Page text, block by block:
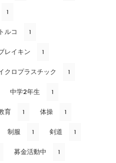
1
トルコ 1
レイキン 1
クロプラスチック 1
中学2年生 1
育 1 体操 1
制服 1 剣道 1
募金活動中 1